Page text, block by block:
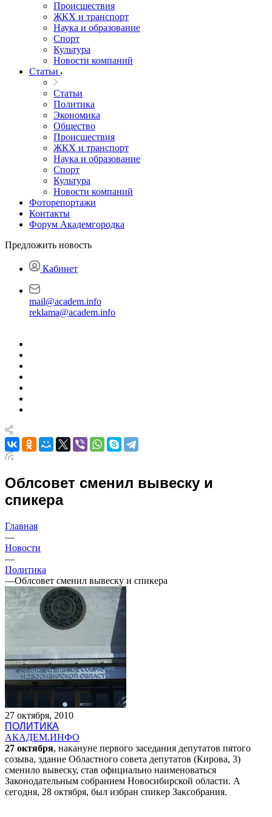
Происшествия
ЖКХ и транспорт
Наука и образование
Спорт
Культура
Новости компаний
Статьи
Статьи
Политика
Экономика
Общество
Происшествия
ЖКХ и транспорт
Наука и образование
Спорт
Культура
Новости компаний
Фоторепортажи
Контакты
Форум Академгородка
Предложить новость
Кабинет
mail@academ.info
reklama@academ.info
Облсовет сменил вывеску и
спикера
Главная
—
Новости
—
Политика
—Облсовет сменил вывеску и спикера
27 октября, 2010
ПОЛИТИКА
АКАДЕМ.ИНФО
27 октября, накануне первого заседания депутатов пятого
созыва, здание Областного совета депутатов (Кирова, 3)
сменило вывеску, став официально наименоваться
Законодательным собранием Новосибирской области. А
сегодня, 28 октября, был избран спикер Заксобрания.